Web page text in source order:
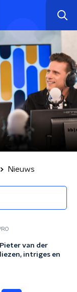
Nieuws
van der
intriges en